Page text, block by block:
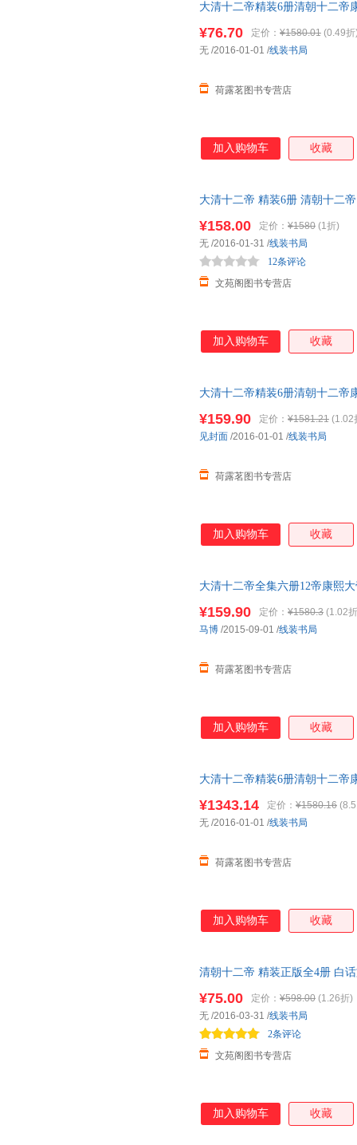
大清十二帝精装6册清朝十二帝
¥76.70 定价： ¥1580.01 (0.49折
荷露茗图书专营店
无 /2016-01-01 /线装书局
加入购物车 收藏
大清十二帝 精装6册 清朝十二
¥158.00 定价： ¥1580 (1折)
文苑阁图书专营店
12条评论
无 /2016-01-31 /线装书局
加入购物车 收藏
大清十二帝精装6册清朝十二帝
¥159.90 定价： ¥1581.21 (1.02
荷露茗图书专营店
见封面 /2016-01-01 /线装书局
加入购物车 收藏
大清十二帝全集六册12帝康熙
¥159.90 定价： ¥1580.3 (1.02
荷露茗图书专营店
马博 /2015-09-01 /线装书局
加入购物车 收藏
大清十二帝精装6册清朝十二帝
¥1343.14 定价： ¥1580.16
荷露茗图书专营店
无 /2016-01-01 /线装书局
加入购物车 收藏
清朝十二帝 精装正版全4册 白
¥75.00 定价： ¥598.00 (1.26折)
文苑阁图书专营店
2条评论
无 /2016-03-31 /线装书局
加入购物车 收藏